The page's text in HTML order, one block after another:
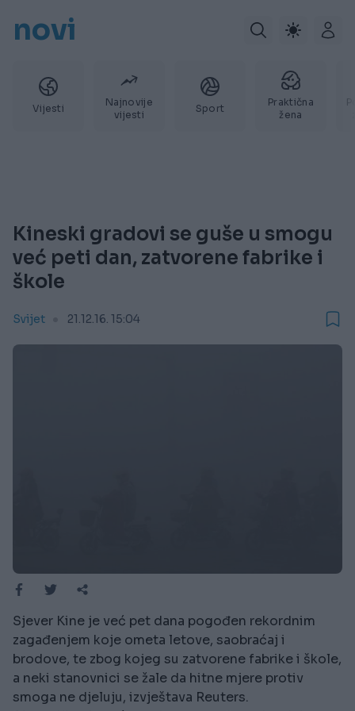
novi
Vijesti
Najnovije
vijesti
Sport
Praktična
žena
Kineski gradovi se guše u smogu
već peti dan, zatvorene fabrike i
škole
Svijet 21.12.16. 15:04
Sjever Kine je već pet dana pogođen rekordnim
zagađenjem koje ometa letove, saobraćaj i
brodove, te zbog kojeg su zatvorene fabrike i škole,
a neki stanovnici se žale da hitne mjere protiv
smoga ne djeluju, izvještava Reuters.